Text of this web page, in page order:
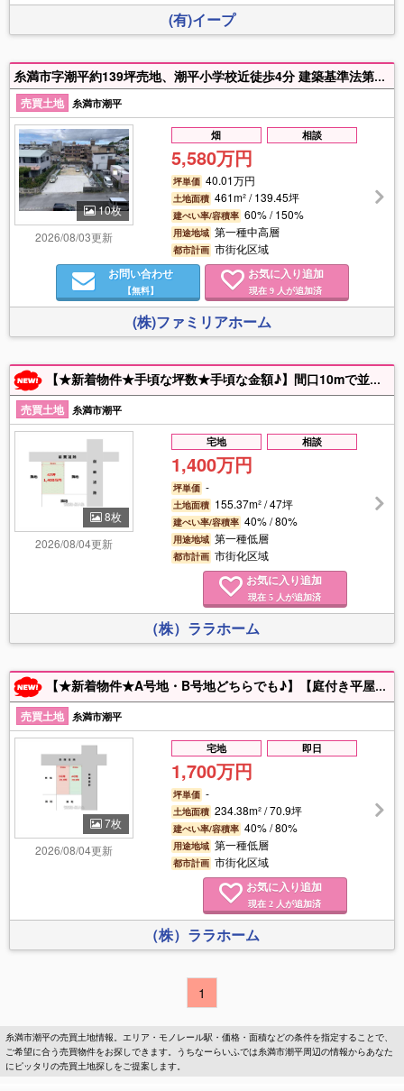
(有)イープ
糸満市字潮平約139坪売地、潮平小学校近徒歩4分 建築基準法第43条但し書道路
売買土地
糸満市潮平
10枚
2026/08/03更新
畑 相談
5,580万円
坪単価 40.01万円
土地面積 461m² / 139.45坪
建ぺい率/容積率 60% / 150%
用途地域 第一種中高層
都市計画 市街化区域
お問い合わせ
【無料】
お気に入り追加
現在 9 人が追加済
(株)ファミリアホーム
【★新着物件★手頃な坪数★手頃な金額♪】間口10mで並列駐車4台可能★潮平小学校まで徒歩6分★小・学校徒歩圏内で近隣にはスーパーや商業施設が多数有り利便性高く生活しやすい立地★現状上物がありますが建物解体後に更地にて引き渡し致します★建築条件ナシ★高台★上下水道★土・日・祝日営業★お気軽にお問合せ下さい
売買土地 糸満市潮平
8枚
2026/08/04更新
宅地 相談
1,400万円
坪単価 -
土地面積 155.37m² / 47坪
建ぺい率/容積率 40% / 80%
用途地域 第一種低層
都市計画 市街化区域
お気に入り追加
現在 5人が追加済
（株）ララホーム
【★新着物件★A号地・B号地どちらでも♪】【庭付き平屋・外階段付き二世帯住宅にオススメ♪】間口10ｍで並列駐車4台可能★建築条件ナシ★お好きなハウスメーカーさんで建築可能★潮平小学校まで徒歩6分★小・中学校徒歩圏内★現状上物がありますが建物解体後に更地にて引き渡し★高台★平坦★上下水道★閑静な住宅街★土・日・祝日営業★まずはお気軽にお問合わせ下さい♪
売買土地 糸満市潮平
7枚
2026/08/04更新
宅地 即日
1,700万円
坪単価 -
土地面積 234.38m² / 70.9坪
建ぺい率/容積率 40% / 80%
用途地域 第一種低層
都市計画 市街化区域
お気に入り追加
現在 2人が追加済
（株）ララホーム
1
糸満市潮平の売買土地情報。エリア・モノレール駅・価格・面積などの条件を指定することで、
ご希望に合う売買物件をお探しできます。うちなーらいふでは糸満市潮平周辺の情報からあなた
にピッタリの売買土地探しをご提案します。